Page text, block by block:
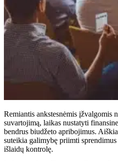
Remiantis ankstesnėmis įžvalgomis
suvartojimą, laikas nustatyti
bendrus biudžeto apribojimus.
suteikia galimybę priimti
išlaidų kontrolę.